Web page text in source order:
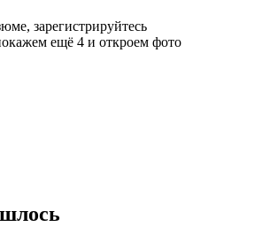
зарегистрируйтесь
ещё 4 и откроем фото